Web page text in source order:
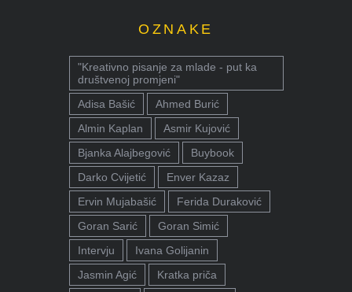
OZNAKE
"Kreativno pisanje za mlade - put ka
društvenoj promjeni"
Adisa Bašić
Ahmed Burić
Almin Kaplan
Asmir Kujović
Bjanka Alajbegović
Buybook
Darko Cvijetić
Enver Kazaz
Ervin Mujabašić
Ferida Duraković
Goran Sarić
Goran Simić
Intervju
Ivana Golijanin
Jasmin Agić
Kratka priča